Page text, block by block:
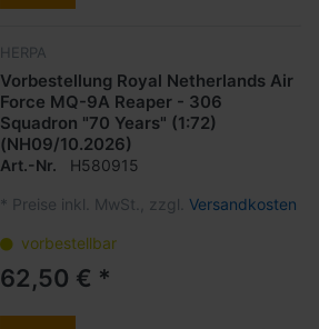
HERPA
Vorbestellung Royal Netherlands Air
Force MQ-9A Reaper - 306
Squadron "70 Years" (1:72)
(NH09/10.2026)
Art.-Nr. H580915
* Preise inkl. MwSt., zzgl. Versandkosten
vorbestellbar
62,50 € *